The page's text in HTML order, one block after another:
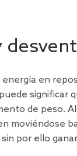
en
significar
de peso.
moviéndose
por ello